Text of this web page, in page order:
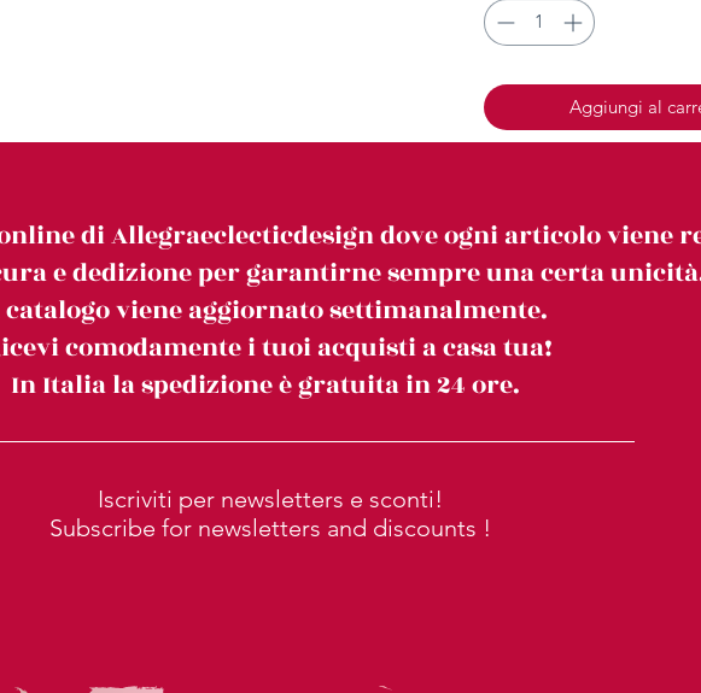
Aggiungi al
di Allegraeclecticdesign dove ogni articolo viene
e dedizione per garantirne sempre una certa
viene aggiornato settimanalmente.
comodamente i tuoi acquisti a casa tua!
In Italia la spedizione è gratuita in 24 ore.
Iscriviti per newsletters e sconti!
Subscribe for newsletters and discounts !